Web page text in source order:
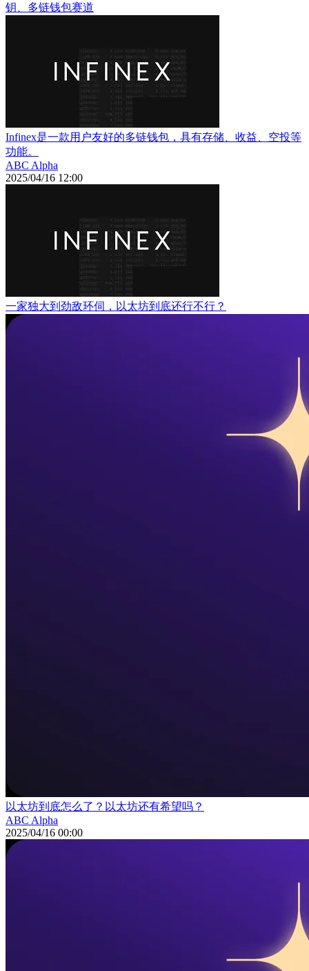
钥、多链钱包赛道
Infinex是一款用户友好的多链钱包，具有存储、收益、空投等
功能。
ABC Alpha
2025/04/16 12:00
一家独大到劲敌环伺，以太坊到底还行不行？
以太坊到底怎么了？以太坊还有希望吗？
ABC Alpha
2025/04/16 00:00